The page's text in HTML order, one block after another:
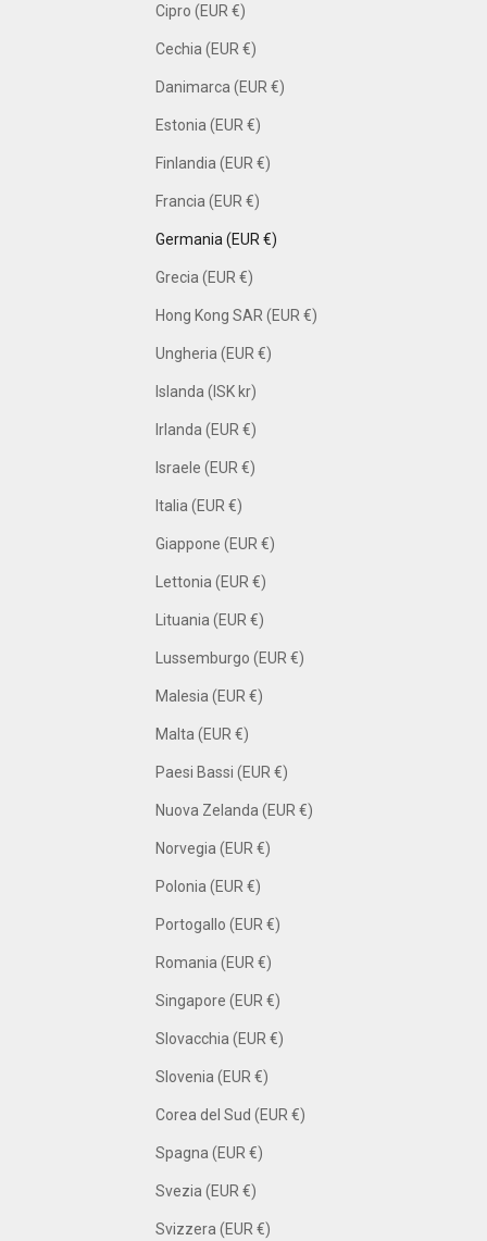
Cipro (EUR €)
Cechia (EUR €)
Danimarca (EUR €)
Estonia (EUR €)
Finlandia (EUR €)
Francia (EUR €)
Germania (EUR €)
Grecia (EUR €)
Hong Kong SAR (EUR €)
Ungheria (EUR €)
Islanda (ISK kr)
Irlanda (EUR €)
Israele (EUR €)
Italia (EUR €)
Giappone (EUR €)
Lettonia (EUR €)
Lituania (EUR €)
Lussemburgo (EUR €)
Malesia (EUR €)
Malta (EUR €)
Paesi Bassi (EUR €)
Nuova Zelanda (EUR €)
Norvegia (EUR €)
Polonia (EUR €)
Portogallo (EUR €)
Romania (EUR €)
Singapore (EUR €)
Slovacchia (EUR €)
Slovenia (EUR €)
Corea del Sud (EUR €)
Spagna (EUR €)
Svezia (EUR €)
Svizzera (EUR €)